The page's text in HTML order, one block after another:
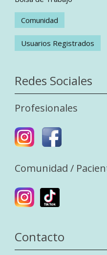
Comunidad
Usuarios Registrados
Redes Sociales
Profesionales
Comunidad /
Contacto